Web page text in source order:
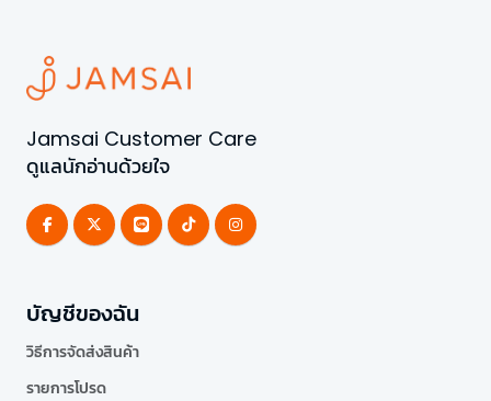
Jamsai Customer Care
ดูแลนักอ่านด้วยใจ
บัญชีของฉัน
วิธีการจัดส่งสินค้า
รายการโปรด